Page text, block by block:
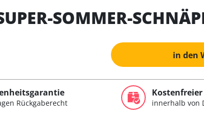
SOMMER-
in den
Rückgaberecht
Kostenfreier
innerhalb von